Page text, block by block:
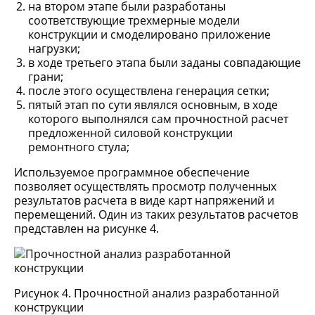
на втором этапе были разработаны
соответствующие трехмерные модели
конструкции и смоделировано приложение
нагрузки;
в ходе третьего этапа были заданы совпадающие
грани;
после этого осуществлена генерация сетки;
пятый этап по сути являлся основным, в ходе
которого выполнялся сам прочностной расчет
предложенной силовой конструкции
ремонтного стула;
Используемое программное обеспечение
позволяет осуществлять просмотр полученных
результатов расчета в виде карт напряжений и
перемещений. Один из таких результатов расчетов
представлен на рисунке 4.
Рисунок 4. Прочностной анализ разработанной
конструкции